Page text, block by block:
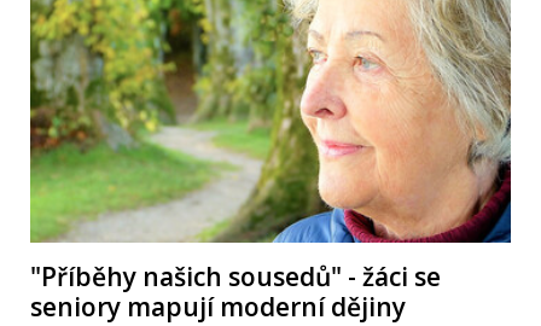
"Příběhy našich sousedů" - žáci se
seniory mapují moderní dějiny